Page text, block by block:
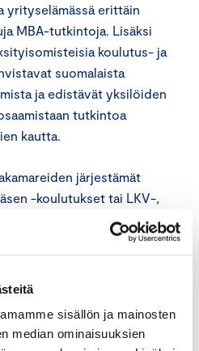
sisällön ja mainosten
median ominaisuuksien
yrityselämässä erittäin
MBA-tutkintoja. Lisäksi
koulutus- ja
suomalaista
ja edistävät yksilöiden
tutkintoa
kautta.
järjestämät
-koulutukset tai LKV-,
vakiintuneista
tunnistamisen välineistä,
osa tiettyjen alojen
tunnistamista. Olisi
löytyisi jatkuvan
kautta